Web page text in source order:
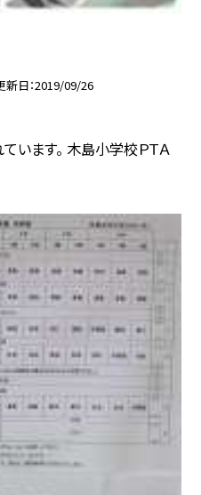
新日 2019/09/26
います。 木島小学校ＰＴＡ